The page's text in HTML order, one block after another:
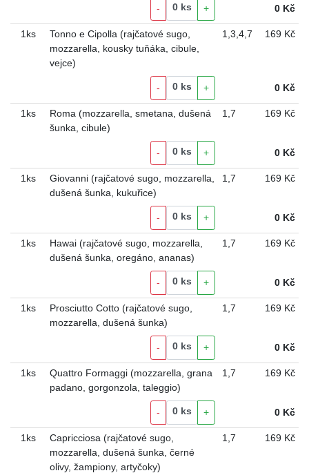
- 0 ks + 0 Kč
1ks
Tonno e Cipolla (rajčatové sugo,
mozzarella, kousky tuňáka, cibule,
vejce)
1 3 4, 7 169 Kč
- 0 ks + 0 Kč
1ks
Roma (mozzarella, smetana, dušená
šunka, cibule)
1 7 169 Kč
- 0 ks + 0 Kč
1ks
Giovanni (rajčatové sugo, mozzarella,
dušená šunka, kukuřice)
1 7 169 Kč
- 0 ks + 0 Kč
1ks
Hawai (rajčatové sugo, mozzarella,
dušená šunka, oregáno, ananas)
1 7 169 Kč
- 0 ks + 0 Kč
1ks
Prosciutto Cotto (rajčatové sugo,
mozzarella, dušená šunka)
1 7 169 Kč
- 0 ks + 0 Kč
1ks
Quattro Formaggi (mozzarella, grana
padano, gorgonzola, taleggio)
1 7 169 Kč
- 0 ks + 0 Kč
1ks
Capricciosa (rajčatové sugo,
mozzarella, dušená šunka, černé
olivy, žampiony, artyčoky)
1 7 169 Kč